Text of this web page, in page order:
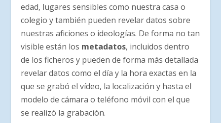
edad, lugares sensibles como nuestra casa o
colegio y también pueden revelar datos sobre
nuestras aficiones o ideologías. De forma no tan
visible están los metadatos, incluidos dentro
de los ficheros y pueden de forma más detallada
revelar datos como el día y la hora exactas en la
que se grabó el vídeo, la localización y hasta el
modelo de cámara o teléfono móvil con el que
se realizó la grabación.